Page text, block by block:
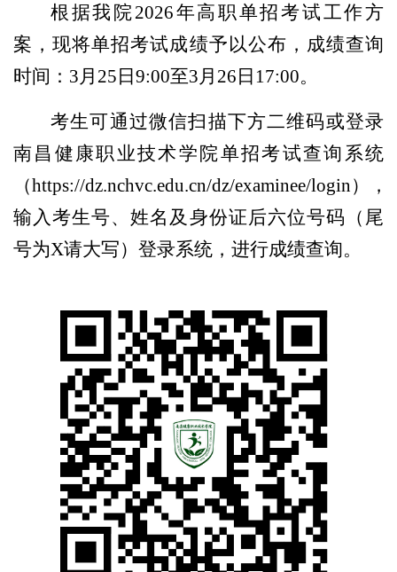
根据我院2026年高职单招考试工作方
案，现将单招考试成绩予以公布，成绩查询
时间：3月25日9:00至3月26日17:00。
考生可通过微信扫描下方二维码或登录
南昌健康职业技术学院单招考试查询系统
（https://dz.nchvc.edu.cn/dz/examinee/login），
输入考生号、姓名及身份证后六位号码（尾
号为X请大写）登录系统，进行成绩查询。